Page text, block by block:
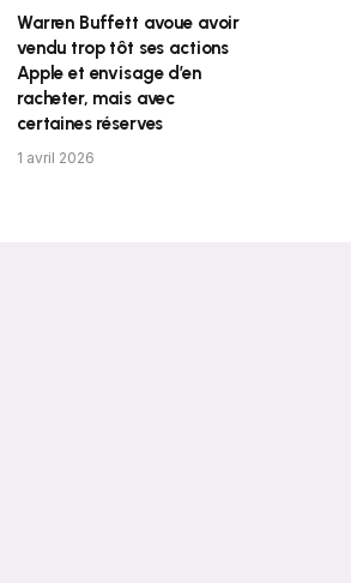
Warren Buffett avoue avoir
vendu trop tôt ses actions
Apple et envisage d’en
racheter, mais avec
certaines réserves
1 avril 2026